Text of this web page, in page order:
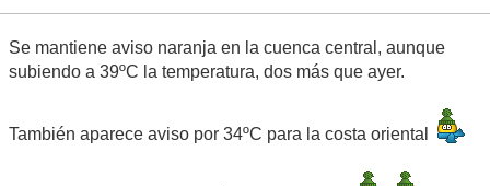
Se mantiene aviso naranja en la cuenca central, aunque
subiendo a 39ºC la temperatura, dos más que ayer.
También aparece aviso por 34ºC para la costa oriental